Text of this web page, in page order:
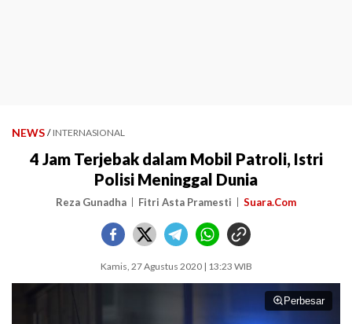
NEWS / INTERNASIONAL
4 Jam Terjebak dalam Mobil Patroli, Istri
Polisi Meninggal Dunia
Reza Gunadha Fitri Asta Pramesti Suara.Com
Kamis, 27 Agustus 2020 | 13:23 WIB
Perbesar